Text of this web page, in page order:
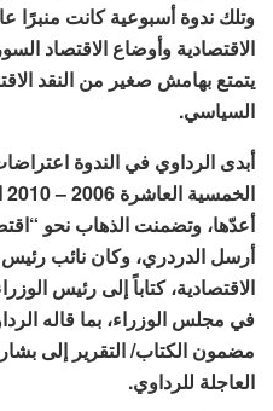
وتلك ندوة أسبوعية كانت منبرًا
الاقتصادية وأوضاع الاقتصاد
يتمتع بهامش صغير من النقد
السياسي.
أبدى الرداوي في الندوة
أعدّها، وتضمنت الذهاب نحو
أرسل الدردري، وكان نائب
الاقتصادية، كتاباً إلى رئيس
في مجلس الوزراء، بما قاله
مضمون الكتاب/ التقرير إلى بشار
العاجلة للرداوي.